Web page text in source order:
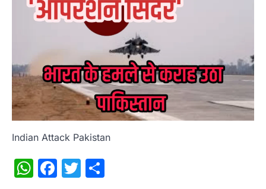
Indian Attack Pakistan
WhatsApp
Facebook
Twitter